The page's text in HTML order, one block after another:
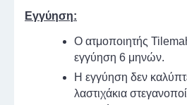
Εγγύηση:
Ο ατμοποιητής
εγγύηση 6 μηνών.
Η εγγύηση δεν
λαστιχάκια